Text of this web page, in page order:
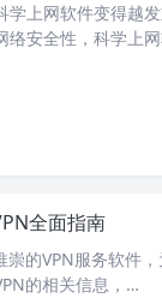
上网软件变得越
络安全性，科学上
全面指南
的VPN服务软件
的相关信息，…